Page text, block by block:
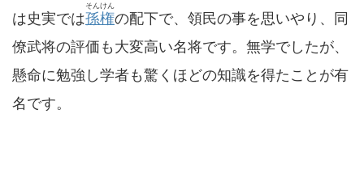
は史実では孫権
そんけん
の配下で、領民の事を思いやり、同
僚武将の評価も大変高い名将です。無学でしたが、
懸命に勉強し学者も驚くほどの知識を得たことが有
名です。